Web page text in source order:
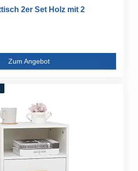
2er Set Holz mit 2
Zum Angebot